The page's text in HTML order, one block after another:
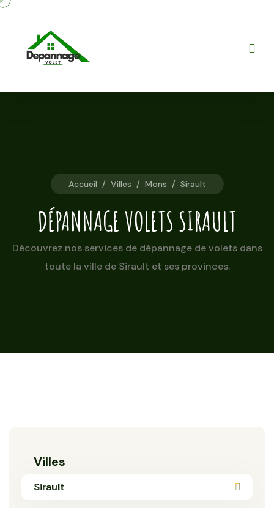
Accueil / Villes / Mons / Sirault
DÉPANNAGE VOLETS SIRAULT
Découvrez nos services de dépannage de volets dans
toute la ville de Sirault et ses provinces.
Villes
Sirault